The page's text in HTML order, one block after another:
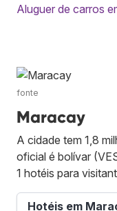
Aluguer de carros
fonte
Maracay
A cidade tem 1,8
oficial é bolívar
1 hotéis para
Hotéis em